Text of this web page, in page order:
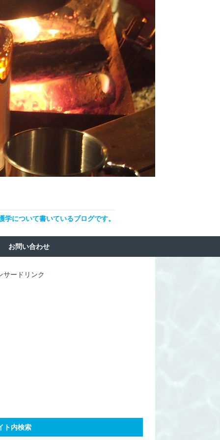
について書いているブログです。
お問い合わせ
サードリンク
ト内検索